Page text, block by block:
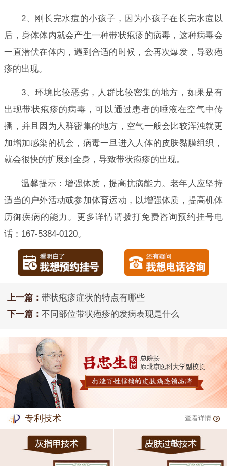
2、刚长完水痘的小孩子，因为小孩子在长完水痘以
后，身体体内就会产生一种带状疱疹的病毒，这种病毒会
一直潜伏在体内，遇到合适的时候，会再次爆发，导致疱
疹的出现。
3、环境比较恶劣，人群比较密集的地方，如果是有
出现带状疱疹的病毒，可以通过患者的唾液在空气中传
播，并且因为人群密集的地方，空气一般会比较浑浊就更
加增加感染的机会，病毒一旦进入人体的皮肤黏膜组织，
就会很快的扩展到全身，导致带状疱疹的出现。
温馨提示：增强体质，提高抗病能力。老年人应坚持
适当的户外活动或参加体育运动，以增强体质，提高机体
历御疾病的能力。更多详情请拨打免费咨询预约挂号电
话：167-5384-0120。
上一篇： 带状疱疹症状的特点有哪些
下一篇： 不同部位带状疱疹的发病表现是什么
专利技术 查看详情